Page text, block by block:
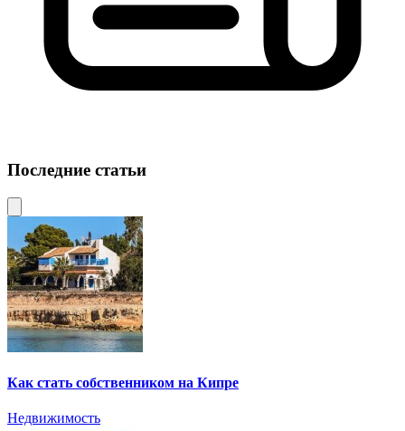
Последние статьи
Как стать собственником на Кипре
Недвижимость